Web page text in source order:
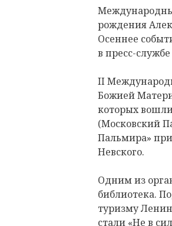
рождения
Осеннее
в пресс-
II
Божией
которых
(Московский
Пальмира»
Невского.
Одним из
библиотека.
туризму
стали «Не в